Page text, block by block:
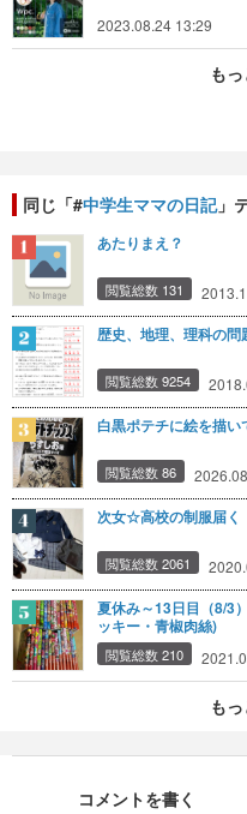
2023.08.24 13:29
も
同じ「#中学生ママの日記」
あたりまえ？
閲覧総数 131
歴史、地理、理科の問
閲覧総数 9254
白黒ポテチに絵を描い
閲覧総数 86
次女☆高校の制服届く
閲覧総数 2061
夏休み～13日目（8/3
ッキー・青椒肉絲)
閲覧総数 210
も
コメントを書く